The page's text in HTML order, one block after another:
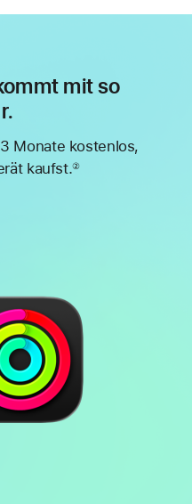
mit so
Monate kostenlos,
kaufst.②